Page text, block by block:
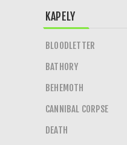
KAPELY
BLOODLETTER
BATHORY
BEHEMOTH
CANNIBAL CORPSE
DEATH